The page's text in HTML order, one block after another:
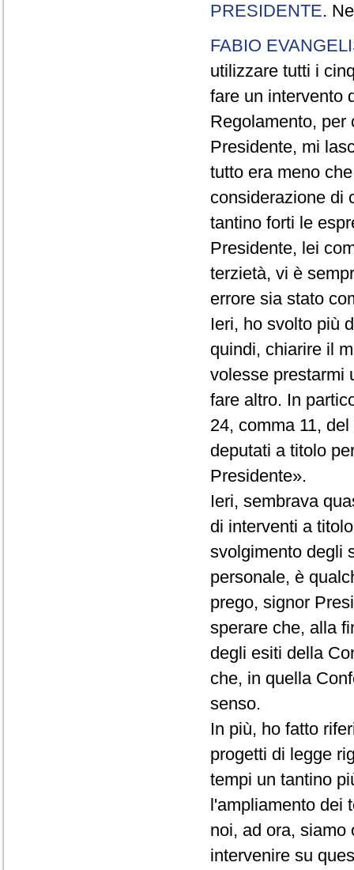
PRESIDENTE.
FABIO
utilizzare tutti i
fare un intervento
Regolamento, per
Presidente, mi
tutto era meno
considerazione di
tantino forti le
Presidente, lei
terzietà, vi è
errore sia stato
Ieri, ho svolto più
quindi, chiarire il
volesse prestarmi
fare altro. In
24, comma 11,
deputati a titolo
Presidente».
Ieri, sembrava
di interventi a
svolgimento degli
personale, è
prego, signor
sperare che, alla
degli esiti della
che, in quella
senso.
In più, ho fatto
progetti di legge
tempi un tantino
l'ampliamento dei
noi, ad ora, siamo
intervenire su